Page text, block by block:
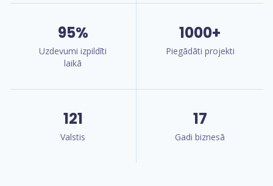
95%
Uzdevumi izpildīti
laikā
1000+
Piegādāti projekti
121
Valstis
17
Gadi biznesā